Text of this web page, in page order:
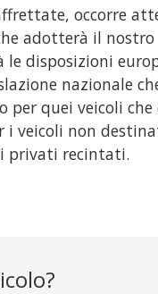
occorre
adotterà il nostro
disposizioni
nazionale
per quei veicoli
i veicoli non
privati recintati.